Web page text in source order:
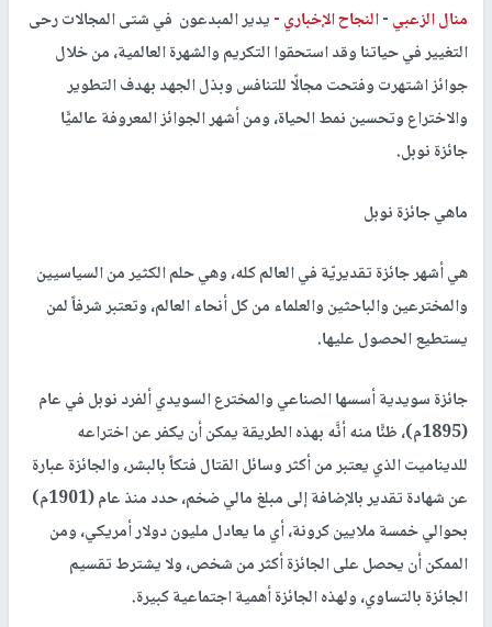
منال الزعبي-النجاح الإخباري -يدير المبدعون في شتى المجالات رحى
التغيير في حياتنا وقد استحقوا التكريم والشهرة العالمية، من خلال
جوائز اشتهرت وفتحت مجالًا للتنافس وبذل الجهد بهدف التطوير
والاختراع وتحسين نمط الحياة، ومن أشهر الجوائز المعروفة عالميًّا
جائزة نوبل.
ماهي جائزة نوبل
هي أشهر جائزة تقديريّة في العالم كله، وهي حلم الكثير من السياسيين
والمخترعين والباحثين والعلماء من كل أنحاء العالم، وتعتبر شرفاً لمن
يستطيع الحصول عليها.
جائزة سويدية أسسها الصناعي والمخترع السويدي ألفرد نوبل في عام
(1895م)، ظنًّا منه أنَّه بهذه الطريقة يمكن أن يكفر عن اختراعه
للديناميت الذي يعتبر من أكثر وسائل القتال فتكاً بالبشر، والجائزة عبارة
عن شهادة تقدير بالإضافة إلى مبلغ مالي ضخم، حدد منذ عام (1901م)
بحوالي خمسة ملايين كرونة، أي ما يعادل مليون دولار أمريكي، ومن
الممكن أن يحصل على الجائزة أكثر من شخص، ولا يشترط تقسيم
الجائزة بالتساوي، ولهذه الجائزة أهمية اجتماعية كبيرة.